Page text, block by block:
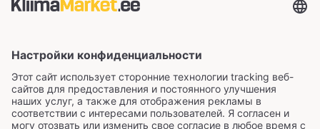
Сертификаты и способы оплаты